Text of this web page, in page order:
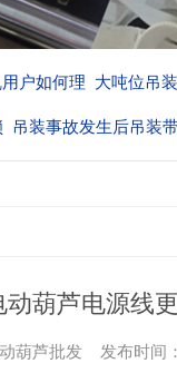
户如何理 大吨位吊
吊装事故发生后吊装
动葫芦电源线
葫芦批发 发布时间